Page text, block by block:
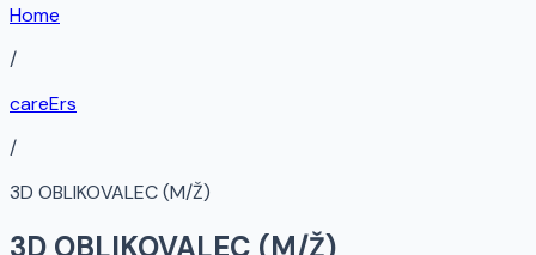
Home
/
careErs
/
3D OBLIKOVALEC (M/Ž)
3D OBLIKOVALEC (M/Ž)